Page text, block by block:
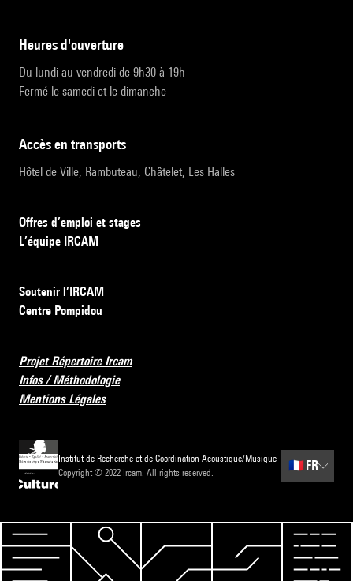
heures d'ouverture
Du lundi au vendredi de 9h30 à 19h
Fermé le samedi et le dimanche
accès en transports
Hôtel de Ville, Rambuteau, Châtelet, Les Halles
Offres d’emploi et stages
L’équipe IRCAM
Soutenir l’IRCAM
Centre Pompidou
Projet Répertoire Ircam
Infos / Méthodologie
Mentions Légales
Institut de Recherche et de Coordination Acoustique/Musique
Copyright © 2022 Ircam. All rights reserved.
🇫🇷 FR